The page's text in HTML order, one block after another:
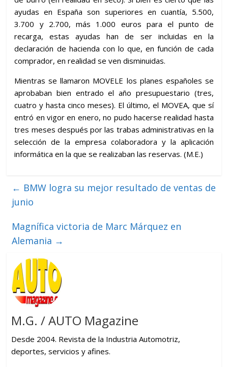
ayudas en España son superiores en cuantía, 5.500,
3.700 y 2.700, más 1.000 euros para el punto de
recarga, estas ayudas han de ser incluidas en la
declaración de hacienda con lo que, en función de cada
comprador, en realidad se ven disminuidas.
Mientras se llamaron MOVELE los planes españoles se
aprobaban bien entrado el año presupuestario (tres,
cuatro y hasta cinco meses). El último, el MOVEA, que sí
entró en vigor en enero, no pudo hacerse realidad hasta
tres meses después por las trabas administrativas en la
selección de la empresa colaboradora y la aplicación
informática en la que se realizaban las reservas. (M.E.)
← BMW logra su mejor resultado de ventas de
junio
Magnífica victoria de Marc Márquez en
Alemania →
M.G. / AUTO Magazine
Desde 2004. Revista de la Industria Automotriz,
deportes, servicios y afines.